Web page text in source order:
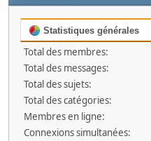
Statistiques générales
Total des membres:
Total des messages:
Total des sujets:
Total des catégories:
Membres en ligne:
Connexions simultanées: